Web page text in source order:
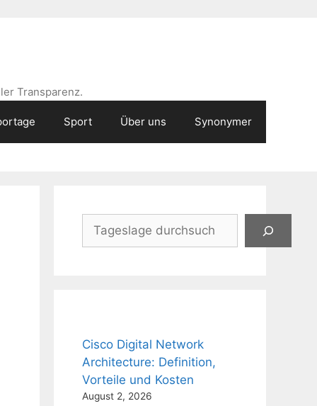
Transparenz.
Sport Über uns Synonymer
Suchen
Cisco Digital Network
Architecture: Definition,
Vorteile und Kosten
August 2, 2026